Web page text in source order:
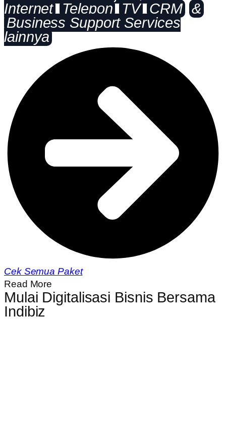
Internet
Telepon TV CRM &
Business Support Services
lainnya
Cek Semua Paket
Read More
Mulai Digitalisasi Bisnis Bersama
Indibiz